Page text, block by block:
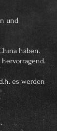
und
haben.
es werden